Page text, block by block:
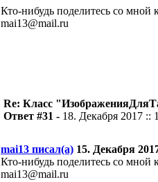
Кто-нибудь поделитесь со мной
mai13@mail.ru
Re: Класс
Ответ #31 - 18. Декабря 2017 ::
mai13 писал(а) 15. Декабря
Кто-нибудь поделитесь со мной
mai13@mail.ru